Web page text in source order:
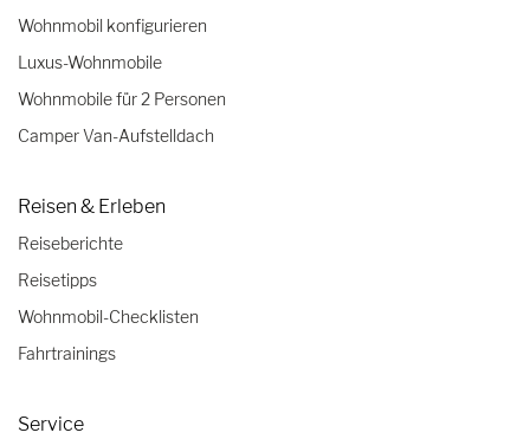
Wohnmobil konfigurieren
Luxus-Wohnmobile
Wohnmobile für 2 Personen
Camper Van-Aufstelldach
Reisen & Erleben
Reiseberichte
Reisetipps
Wohnmobil-Checklisten
Fahrtrainings
Service